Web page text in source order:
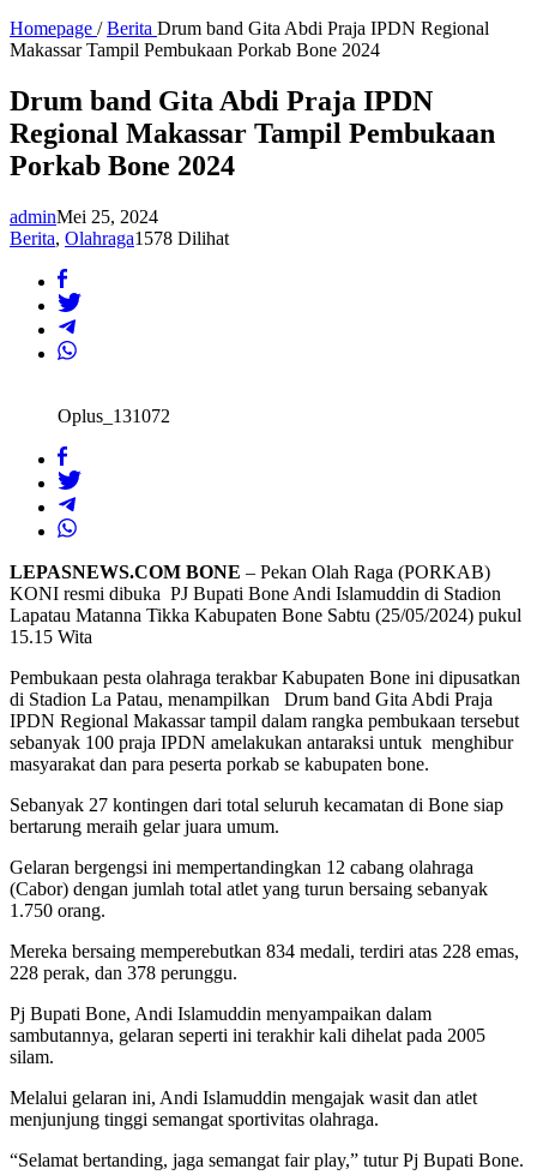
Homepage / Berita Drum band Gita Abdi Praja IPDN Regional
Makassar Tampil Pembukaan Porkab Bone 2024
Drum band Gita Abdi Praja IPDN
Regional Makassar Tampil Pembukaan
Porkab Bone 2024
adminMei 25, 2024
Berita, Olahraga1578 Dilihat
Oplus_131072
LEPASNEWS.COM BONE – Pekan Olah Raga (PORKAB)
KONI resmi dibuka PJ Bupati Bone Andi Islamuddin di Stadion
Lapatau Matanna Tikka Kabupaten Bone Sabtu (25/05/2024) pukul
15.15 Wita
Pembukaan pesta olahraga terakbar Kabupaten Bone ini dipusatkan
di Stadion La Patau, menampilkan Drum band Gita Abdi Praja
IPDN Regional Makassar tampil dalam rangka pembukaan tersebut
sebanyak 100 praja IPDN amelakukan antaraksi untuk menghibur
masyarakat dan para peserta porkab se kabupaten bone.
Sebanyak 27 kontingen dari total seluruh kecamatan di Bone siap
bertarung meraih gelar juara umum.
Gelaran bergengsi ini mempertandingkan 12 cabang olahraga
(Cabor) dengan jumlah total atlet yang turun bersaing sebanyak
1.750 orang.
Mereka bersaing memperebutkan 834 medali, terdiri atas 228 emas,
228 perak, dan 378 perunggu.
Pj Bupati Bone, Andi Islamuddin menyampaikan dalam
sambutannya, gelaran seperti ini terakhir kali dihelat pada 2005
silam.
Melalui gelaran ini, Andi Islamuddin mengajak wasit dan atlet
menjunjung tinggi semangat sportivitas olahraga.
“Selamat bertanding, jaga semangat fair play,” tutur Pj Bupati Bone.